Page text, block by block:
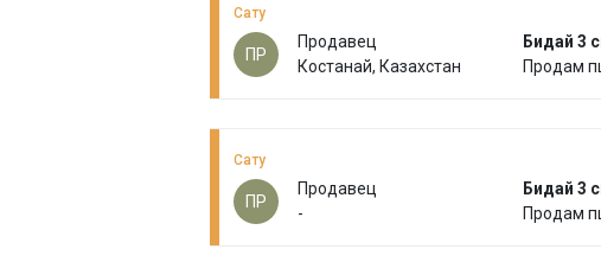
Сату
ПР
Продавец
Костанай, Казахстан
Бидай 3
Продам
Сату
ПР
Продавец
-
Бидай 3
Продам